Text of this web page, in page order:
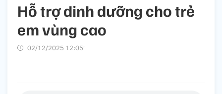
Hỗ trợ dinh dưỡng cho trẻ
em vùng cao
02/12/2025 12:05’